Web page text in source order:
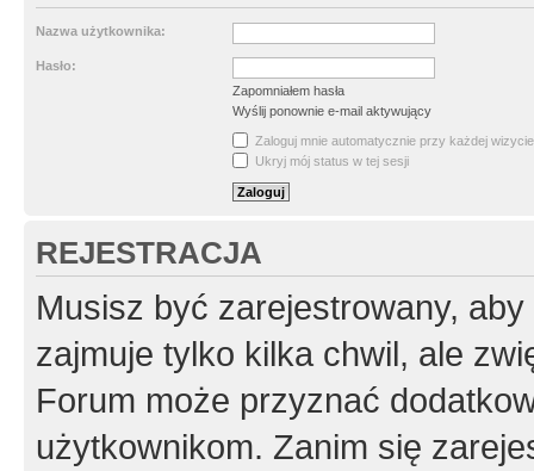
Nazwa użytkownika:
Hasło:
Zapomniałem hasła
Wyślij ponownie e-mail aktywujący
Zaloguj mnie automatycznie przy każdej wizycie
Ukryj mój status w tej sesji
REJESTRACJA
Musisz być zarejestrowany,
zajmuje tylko kilka chwil, ale
Forum może przyznać
użytkownikom. Zanim się